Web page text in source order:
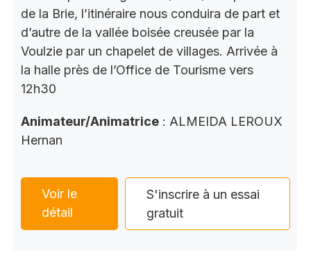
de la Brie, l’itinéraire nous conduira de part et
d’autre de la vallée boisée creusée par la
Voulzie par un chapelet de villages. Arrivée à
la halle près de l’Office de Tourisme vers
12h30
Animateur/Animatrice : ALMEIDA LEROUX
Hernan
Voir le
détail
S'inscrire à un essai
gratuit